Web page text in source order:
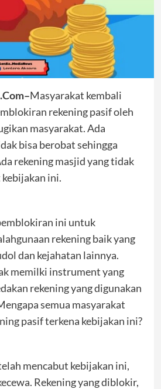
Masyarakat kembali
rekening pasif oleh
masyarakat. Ada
bisa berobat sehingga
rekening masjid yang tidak
ini.
ini untuk
rekening baik yang
dan kejahatan lainnya.
memilki instrument yang
rekening yang digunakan
semua masyarakat
pasif terkena kebijakan ini?
mencabut kebijakan ini,
Rekening yang diblokir,